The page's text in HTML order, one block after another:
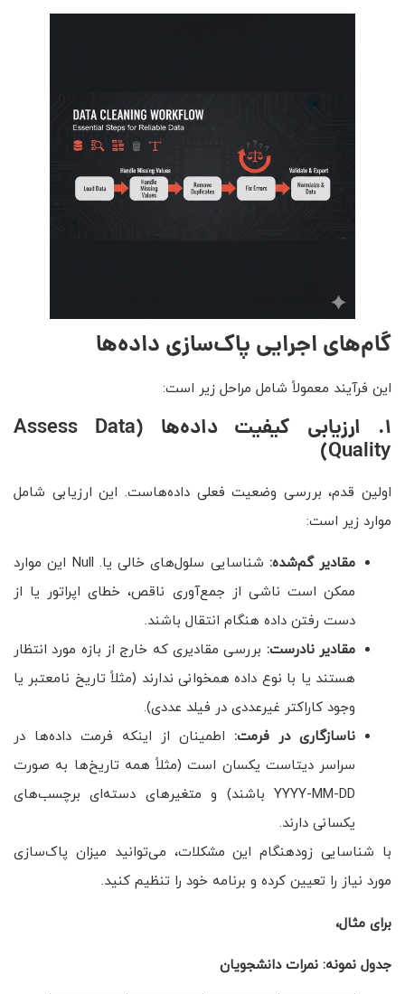
گام‌های اجرایی پاک‌سازی داده‌ها
این فرآیند معمولاً شامل مراحل زیر است:
۱. ارزیابی کیفیت داده‌ها (Assess Data
Quality)
اولین قدم، بررسی وضعیت فعلی داده‌هاست. این ارزیابی شامل
موارد زیر است:
مقادیر گم‌شده:
شناسایی سلول‌های خالی یا. Null این موارد
ممکن است ناشی از جمع‌آوری ناقص، خطای اپراتور یا از
دست رفتن داده هنگام انتقال باشند.
مقادیر نادرست: بررسی مقادیری که خارج از بازه مورد انتظار
هستند یا با نوع داده همخوانی ندارند (مثلاً تاریخ نامعتبر یا
وجود کاراکتر غیرعددی در فیلد عددی).
ناسازگاری در فرمت: اطمینان از اینکه فرمت داده‌ها در
سراسر دیتاست یکسان است (مثلاً همه تاریخ‌ها به صورت
YYYY-MM-DD باشند) و متغیرهای دسته‌ای برچسب‌های
یکسانی دارند.
با شناسایی زودهنگام این مشکلات، می‌توانید میزان پاک‌سازی
مورد نیاز را تعیین کرده و برنامه خود را تنظیم کنید.
برای مثال،
جدول نمونه: نمرات دانشجویان